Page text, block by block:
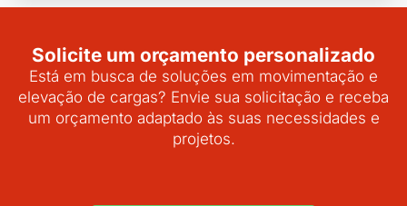
Solicite um orçamento personalizado
Está em busca de soluções em movimentação e
elevação de cargas? Envie sua solicitação e receba
um orçamento adaptado às suas necessidades e
projetos.